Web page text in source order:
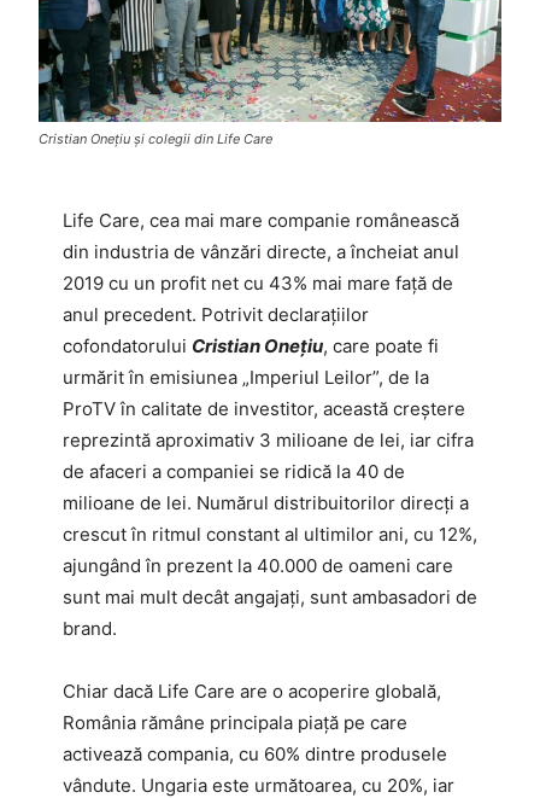
Cristian Onețiu și colegii din Life Care
Life Care, cea mai mare companie românească
din industria de vânzări directe, a încheiat anul
2019 cu un profit net cu 43% mai mare față de
anul precedent. Potrivit declarațiilor
cofondatorului Cristian Onețiu, care poate fi
urmărit în emisiunea „Imperiul Leilor”, de la
ProTV în calitate de investitor, această creștere
reprezintă aproximativ 3 milioane de lei, iar cifra
de afaceri a companiei se ridică la 40 de
milioane de lei. Numărul distribuitorilor direcți a
crescut în ritmul constant al ultimilor ani, cu 12%,
ajungând în prezent la 40.000 de oameni care
sunt mai mult decât angajați, sunt ambasadori de
brand.
Chiar dacă Life Care are o acoperire globală,
România rămâne principala piață pe care
activează compania, cu 60% dintre produsele
vândute. Ungaria este următoarea, cu 20%, iar